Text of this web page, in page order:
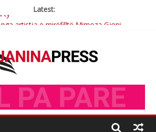
Latest:
artistja e mirëfilltë Mimoza Gjoni
veprimtar i respektuar i çeshtjës kombëtare